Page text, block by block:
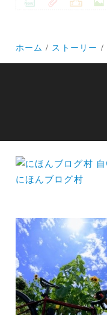
ホーム ストーリー
にほんブログ村